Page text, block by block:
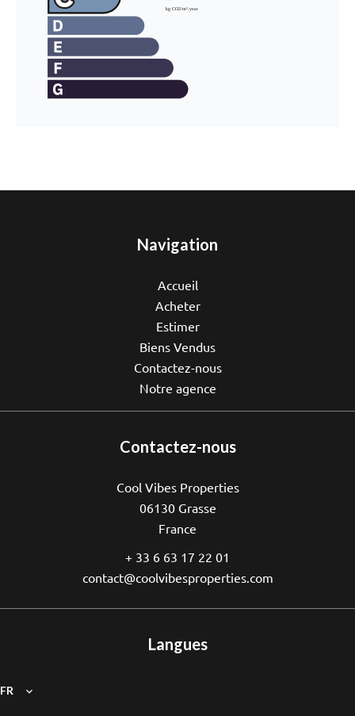
Navigation
Accueil
Acheter
Estimer
Biens Vendus
Contactez-nous
Notre agence
Contactez-nous
Cool Vibes Properties
06130Grasse
France
+ 33 6 63 17 22 01
contact@coolvibesproperties.com
Langues
FR